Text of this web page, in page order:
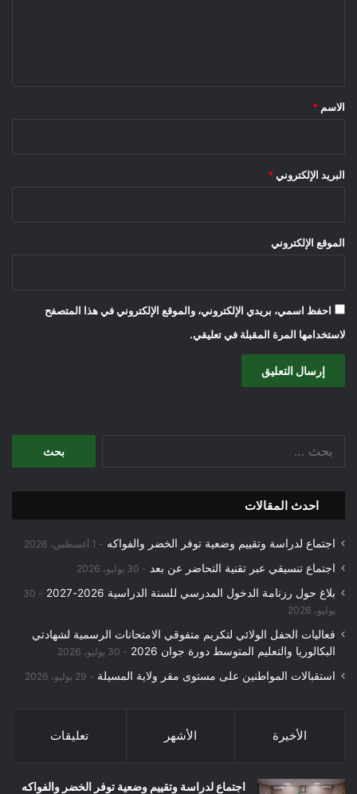
*
الاسم *
البريد الإلكتروني *
الموقع الإلكتروني
احفظ اسمي، بريدي الإلكتروني، والموقع الإلكتروني في هذا المتصفح
لاستخدامها المرة المقبلة في تعليقي.
احدث المقالات
اجتماع لدراسة وتقييم وضعية توفر الخضر والفواكه 1 أغسطس، 2026
اجتماع تنسيقي عبر تقنية التحاضر عن بعد 30 يوليو، 2026
بلاغ حول رزنامة الدخول المدرسي للسنة الدراسية 2026-2027
30
يوليو، 2026
فعاليات الحفل الولائي لتكريم متفوقي الامتحانات الرسمية لشهادتي
البكالوريا والتعليم المتوسط دورة جوان 2026
30 يوليو، 2026
استقبالات المواطنين على مستوى مقر ولاية المسيلة 29 يوليو، 2026
الأخيرة الأشهر تعليقات
اجتماع لدراسة وتقييم وضعية توفر الخضر والفواكه